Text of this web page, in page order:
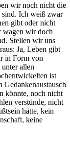
wir noch nicht die
Ich weiß zwar
gibt oder nicht
wagen wir doch
Stellen wir uns
Ja, Leben gibt
in Form von
allen
ist
Gedankenaustausch
könnte, noch nicht
verstünde, nicht
hätte, kein
keine